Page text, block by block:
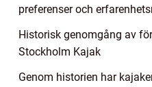
preferenser och
Historisk genomgång av
Stockholm Kajak
Genom historien har